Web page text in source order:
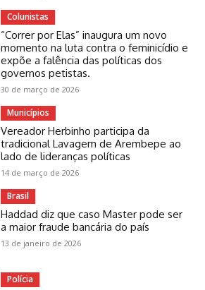
Colunistas
“Correr por Elas” inaugura um novo
momento na luta contra o feminicídio e
expõe a falência das políticas dos
governos petistas.
30 de março de 2026
Municípios
Vereador Herbinho participa da
tradicional Lavagem de Arembepe ao
lado de lideranças políticas
14 de março de 2026
Brasil
Haddad diz que caso Master pode ser
a maior fraude bancária do país
13 de janeiro de 2026
Polícia